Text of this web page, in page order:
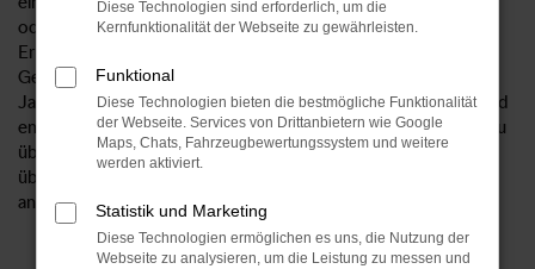
oder einem Jahreswagen in Zwickau unterwegs sind. Das
Ersparnis beträgt bis zu 40 Prozent, was sich wahrlich im
Geldbeutel bemerkbar machen kann. Unsere Škoda Kamiq
Jahreswagen werden wie Gebrauchtfahrzeuge behandelt und
entsprechend in einer unserer Kfz-Meisterwerkstätten genau
überprüft. Unser Versprechen: wir lassen nur Fahrzeuge im
überprüften Zustand auf die Straßen von Zwickau oder
anderswo.
Diese Technologien sind erforderlich, um die
Kernfunktionalität der Webseite zu gewährleisten.
Funktional
Diese Technologien bieten die bestmögliche Funktionalität
der Webseite. Services von Drittanbietern wie Google
Maps, Chats, Fahrzeugbewertungssystem und weitere
werden aktiviert.
Statistik und Marketing
Diese Technologien ermöglichen es uns, die Nutzung der
Webseite zu analysieren, um die Leistung zu messen und